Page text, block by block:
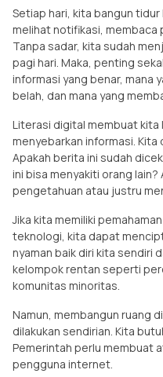
Setiap hari, kita bangun
melihat notifikasi, membaca
Tanpa sadar, kita sudah
pagi hari. Maka, penting
informasi yang benar, mana
belah, dan mana yang
Literasi digital membuat
menyebarkan informasi.
Apakah berita ini sudah
ini bisa menyakiti orang
pengetahuan atau justru
Jika kita memiliki
teknologi, kita dapat
nyaman baik diri kita sendiri
kelompok rentan seperti
komunitas minoritas.
Namun, membangun ruang
dilakukan sendirian. Kita
Pemerintah perlu membuat
pengguna internet.